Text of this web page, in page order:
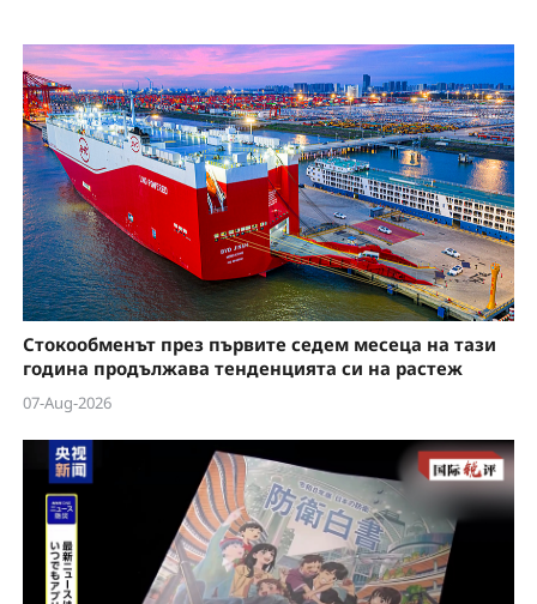
Стокообменът през първите седем месеца на тази
година продължава тенденцията си на растеж
07-Aug-2026